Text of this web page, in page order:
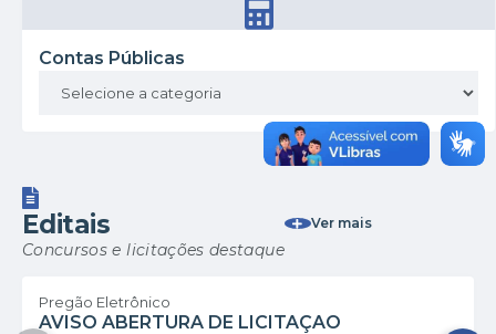
Contas Públicas
Editais
Concursos e licitações destaque
Ver mais
Pregão Eletrônico
AVISO ABERTURA DE LICITAÇAO